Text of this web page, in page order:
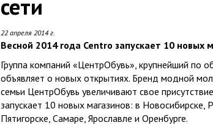
сети
22 апреля 2014 г.
Весной 2014 года Centro запускает 10 новых
Группа компаний «ЦентрОбувь», крупнейший по
объявляет о новых открытиях. Бренд модной
семьи ЦентрОбувь увеличивают свое
запускает 10 новых магазинов: в Новосибирске,
Пятигорске, Самаре, Ярославле и Оренбурге.